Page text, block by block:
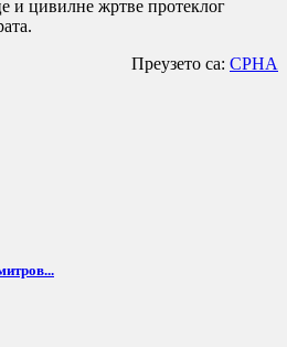
и цивилне жртве протеклог
Преузето са: СРНА